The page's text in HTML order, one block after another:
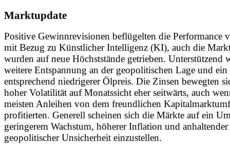
Marktupdate
Positive Gewinnrevisionen beflügelten die Performance
mit Bezug zu Künstlicher Intelligenz (KI), auch die
wurden auf neue Höchststände getrieben. Unterstützend
weitere Entspannung an der geopolitischen Lage und ein
entsprechend niedrigerer Ölpreis. Die Zinsen bewegten
hoher Volatilität auf Monatssicht eher seitwärts, auch
meisten Anleihen von dem freundlichen
profitierten. Generell scheinen sich die Märkte auf ein
geringerem Wachstum, höherer Inflation und anhaltender
geopolitischer Unsicherheit einzustellen.